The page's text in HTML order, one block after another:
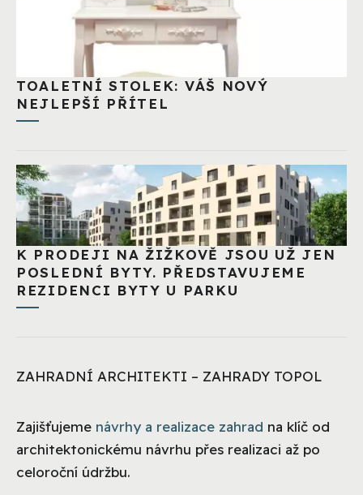
TOALETNÍ STOLEK: VÁŠ NOVÝ
NEJLEPŠÍ PŘÍTEL
K PRODEJI NA ŽIŽKOVĚ JSOU UŽ JEN
POSLEDNÍ BYTY. PŘEDSTAVUJEME
REZIDENCI BYTY U PARKU
ZAHRADNÍ ARCHITEKTI – ZAHRADY TOPOL
Zajišťujeme návrhy a realizace zahrad na klíč od
architektonickému návrhu přes realizaci až po
celoroční údržbu.